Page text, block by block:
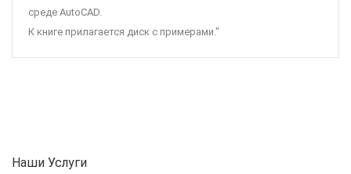
среде AutoCAD.
К книге прилагается диск с примерами."
Наши Услуги